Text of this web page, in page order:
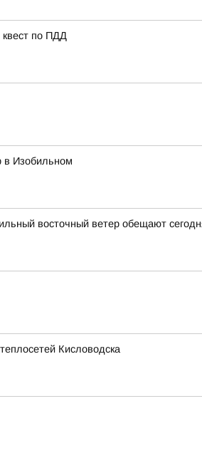
по ПДД
в Изобильном
восточный ветер обещают
Кисловодска